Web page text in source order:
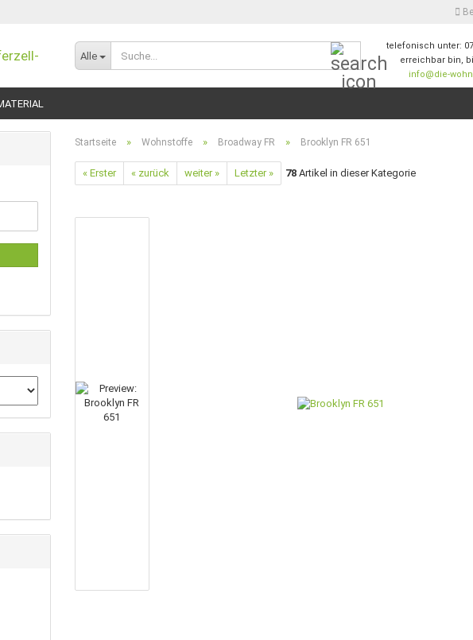
Alle
Suche...telefonisch unter:
erreichbar bin,
info@die-
Startseite » Wohnstoffe » Broadway FR » Brooklyn FR 651
« Erster « zurück weiter » Letzter » 78Artikel in dieser Kategorie